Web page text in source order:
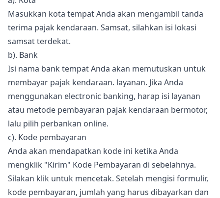
Masukkan kota tempat Anda akan mengambil tanda
terima pajak kendaraan. Samsat, silahkan isi lokasi
samsat terdekat.
b). Bank
Isi nama bank tempat Anda akan memutuskan untuk
membayar pajak kendaraan. layanan. Jika Anda
menggunakan electronic banking, harap isi layanan
atau metode pembayaran pajak kendaraan bermotor,
lalu pilih perbankan online.
c). Kode pembayaran
Anda akan mendapatkan kode ini ketika Anda
mengklik "Kirim" Kode Pembayaran di sebelahnya.
Silakan klik untuk mencetak. Setelah mengisi formulir,
kode pembayaran, jumlah yang harus dibayarkan dan